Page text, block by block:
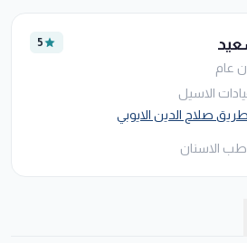
عام
5
الاسيل
صلاح الدين الايوبي
طب الاسنان